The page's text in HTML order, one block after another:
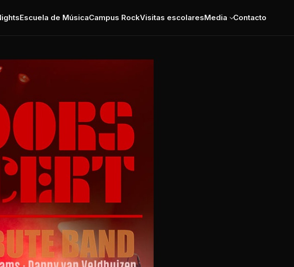
Escuela de MúsicaCampus RockVisitas escolaresMedia Contacto